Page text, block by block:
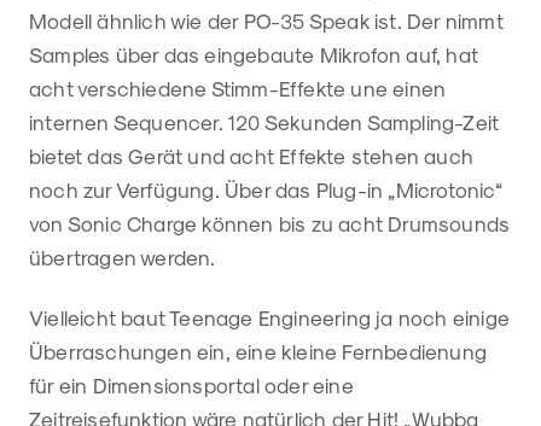
Modell ähnlich wie der PO-35 Speak ist. Der nimmt
Samples über das eingebaute Mikrofon auf, hat
acht verschiedene Stimm-Effekte une einen
internen Sequencer. 120 Sekunden Sampling-Zeit
bietet das Gerät und acht Effekte stehen auch
noch zur Verfügung. Über das Plug-in „Microtonic“
von Sonic Charge können bis zu acht Drumsounds
übertragen werden.
Vielleicht baut Teenage Engineering ja noch einige
Überraschungen ein, eine kleine Fernbedienung
für ein Dimensionsportal oder eine
Zeitreisefunktion wäre natürlich der Hit! „Wubba